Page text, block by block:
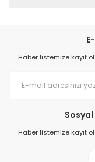
Haber listemize kayıt
Haber listemize kayıt